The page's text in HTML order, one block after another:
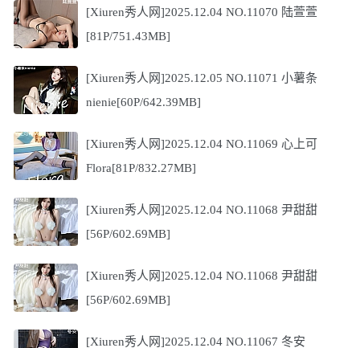
[Xiuren秀人网]2025.12.04 NO.11070 陆萱萱
[81P/751.43MB]
[Xiuren秀人网]2025.12.05 NO.11071 小薯条
nienie[60P/642.39MB]
[Xiuren秀人网]2025.12.04 NO.11069 心上可
Flora[81P/832.27MB]
[Xiuren秀人网]2025.12.04 NO.11068 尹甜甜
[56P/602.69MB]
[Xiuren秀人网]2025.12.04 NO.11068 尹甜甜
[56P/602.69MB]
[Xiuren秀人网]2025.12.04 NO.11067 冬安